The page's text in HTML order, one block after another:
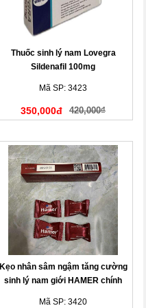
Thuốc sinh lý nam Lovegra
Sildenafil 100mg
Mã SP: 3423
350,000đ 420,000₫
Kẹo nhân sâm ngậm tăng cường
sinh lý nam giới HAMER chính
Mã SP: 3420